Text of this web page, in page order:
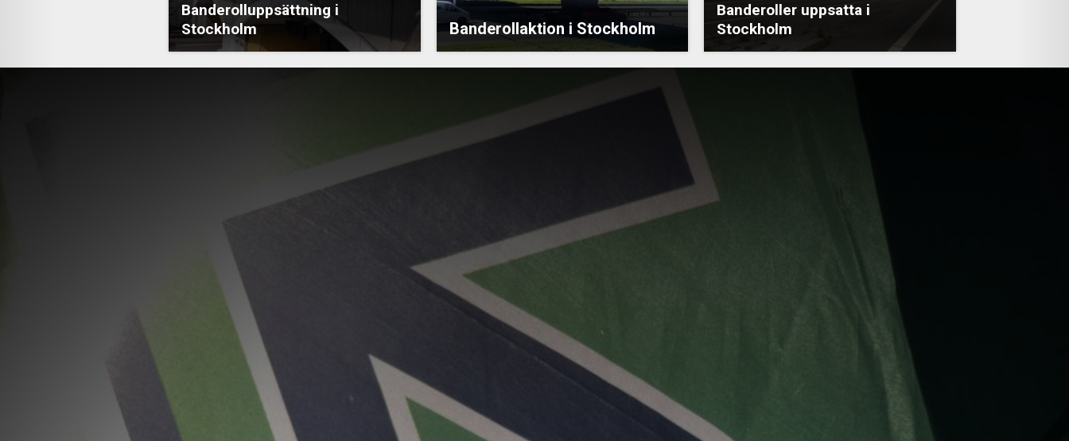
Banderolluppsättning i
Stockholm
Banderollaktion i Stockholm
Banderoller uppsatta i
Stockholm